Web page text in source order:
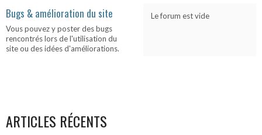
Bugs & amélioration du site
Vous pouvez y poster des bugs
rencontrés lors de l'utilisation du
site ou des idées d'améliorations.
Le forum est vide
ARTICLES RÉCENTS